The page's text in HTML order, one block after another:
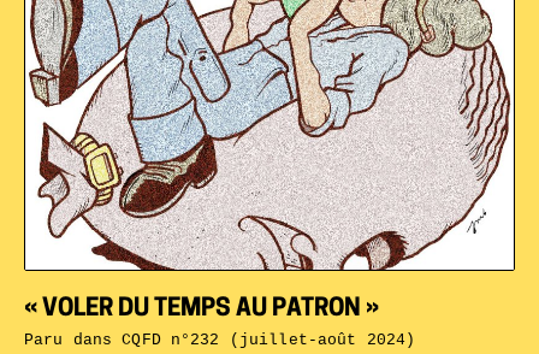
« VOLER DU TEMPS AU PATRON »
Paru dansCQFD n°232 (juillet-août 2024)